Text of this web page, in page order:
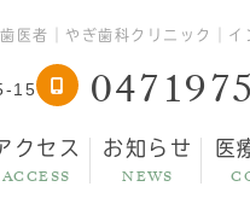
医者｜やぎ歯科クリニック｜イ
15
クセス
ACCESS
お知らせ
NEWS
医